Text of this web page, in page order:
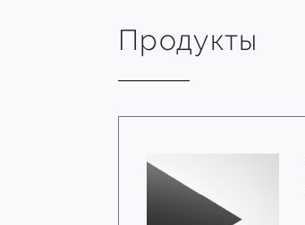
Продукты